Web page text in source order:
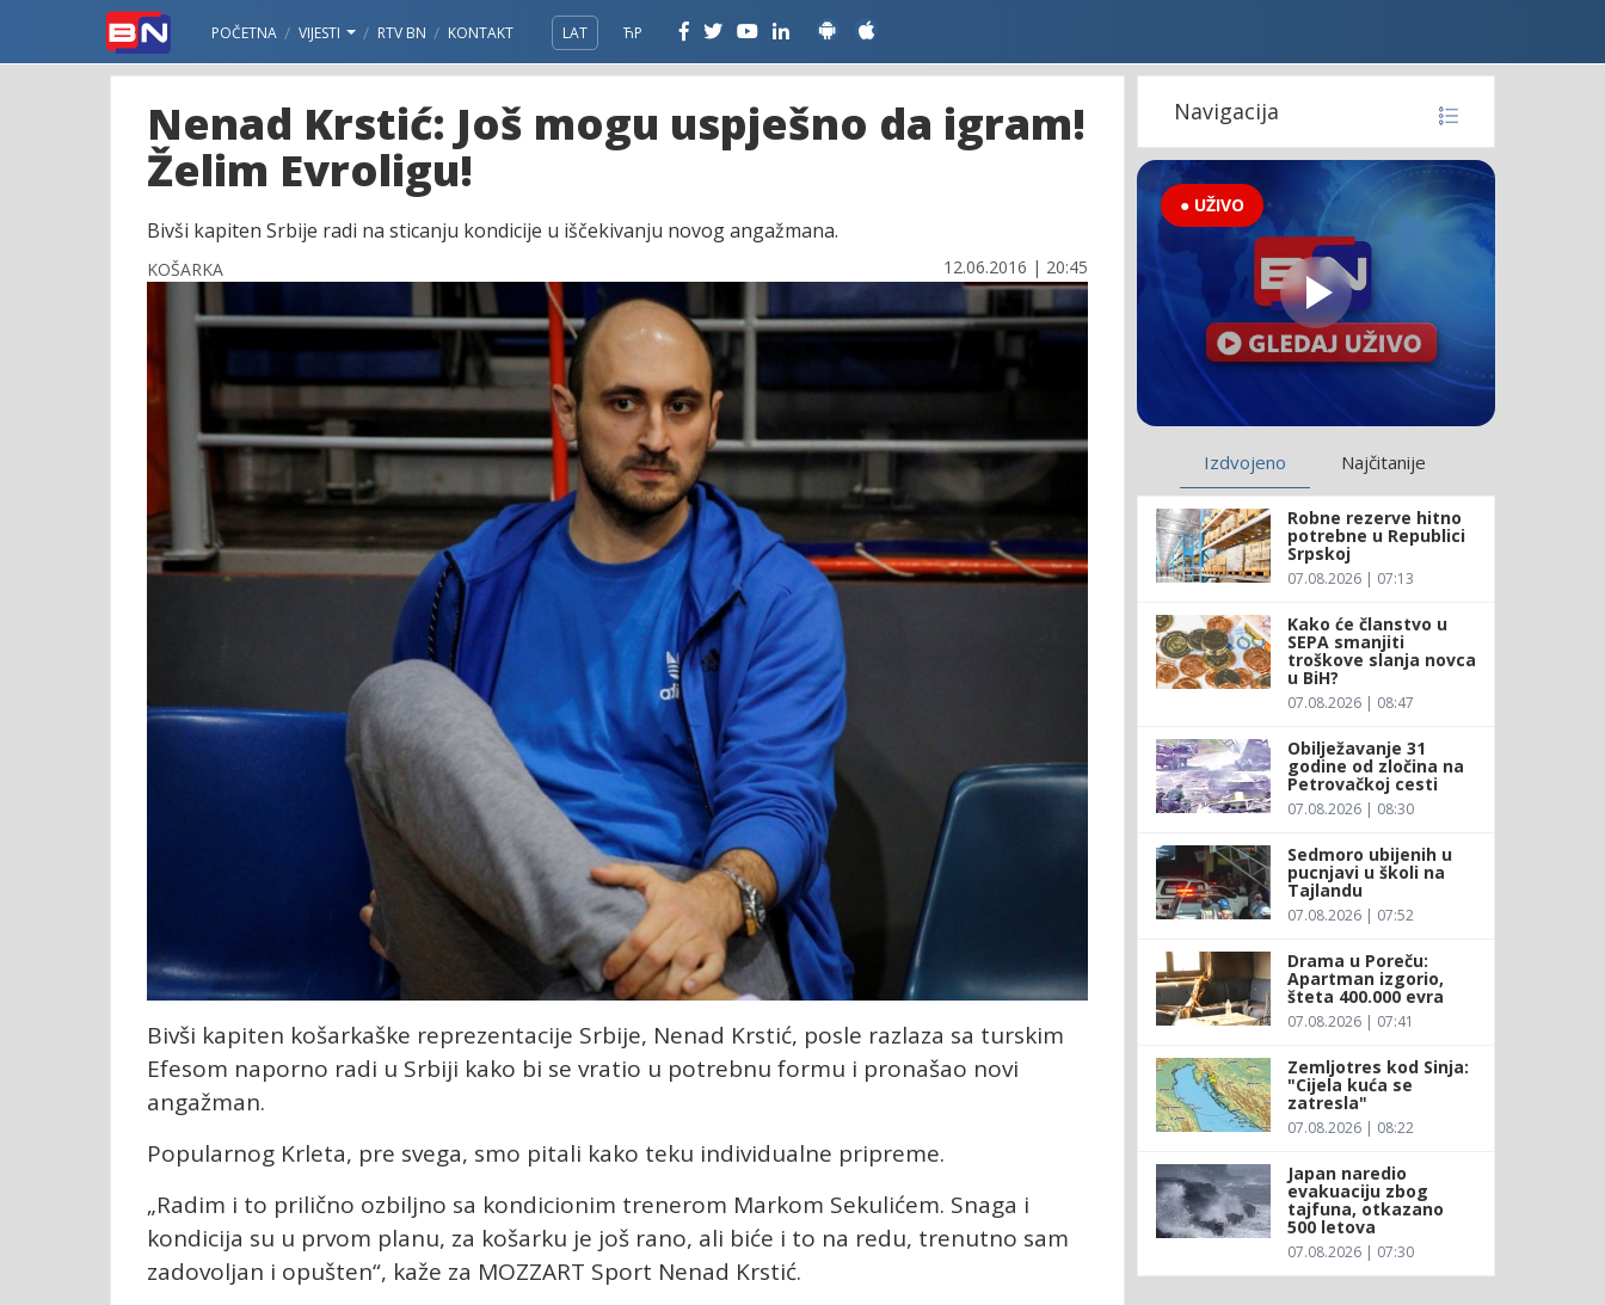
POČETNA VIJESTI RTV BN KONTAKT LAT ЋР
Nenad Krstić: Još mogu uspješno da igram!
Želim Evroligu!
Bivši kapiten Srbije radi na sticanju kondicije u iščekivanju novog angažmana.
KOŠARKA 12.06.2016 | 20:45
Bivši kapiten košarkaške reprezentacije Srbije, Nenad Krstić, posle razlaza sa turskim
Efesom naporno radi u Srbiji kako bi se vratio u potrebnu formu i pronašao novi
angažman.
Popularnog Krleta, pre svega, smo pitali kako teku individualne pripreme.
„Radim i to prilično ozbiljno sa kondicionim trenerom Markom Sekulićem. Snaga i
kondicija su u prvom planu, za košarku je još rano, ali biće i to na redu, trenutno sam
zadovoljan i opušten“, kaže za MOZZART Sport Nenad Krstić.
Navigacija
● UŽIVO
Izdvojeno Najčitanije
Robne rezerve hitno
potrebne u Republici
Srpskoj
07.08.2026 | 07:13
Kako će članstvo u
SEPA smanjiti
troškove slanja novca
u BiH?
07.08.2026 | 08:47
Obilježavanje 31
godine od zločina na
Petrovačkoj cesti
07.08.2026 | 08:30
Sedmoro ubijenih u
pucnjavi u školi na
Tajlandu
07.08.2026 | 07:52
Drama u Poreču:
Apartman izgorio,
šteta 400.000 evra
07.08.2026 | 07:41
Zemljotres kod Sinja:
"Cijela kuća se
zatresla"
07.08.2026 | 08:22
Japan naredio
evakuaciju zbog
tajfuna, otkazano
500 letova
07.08.2026 | 07:30